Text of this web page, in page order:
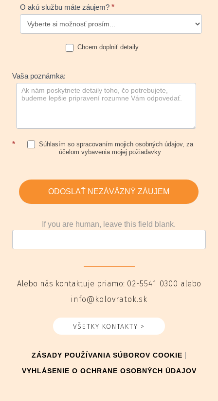
O akú službu máte záujem? *
Chcem doplniť detaily
Vaša poznámka:
*
Súhlasím so spracovaním mojich osobných údajov, za
účelom vybavenia mojej požiadavky
ODOSLAŤ NEZÁVÄZNÝ ZÁUJEM
If you are human, leave this field blank.
Alebo nás kontaktuje priamo: 02-5541 0300 alebo
info@kolovratok.sk
VŠETKY KONTAKTY >
ZÁSADY POUŽÍVANIA SÚBOROV COOKIE
VYHLÁSENIE O OCHRANE OSOBNÝCH ÚDAJOV